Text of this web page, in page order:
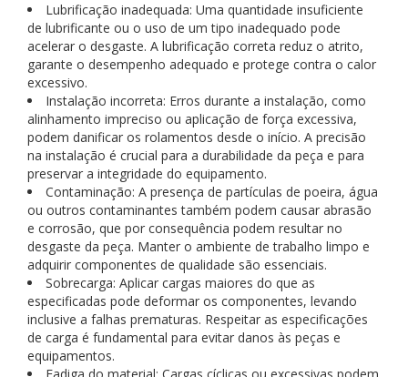
Lubrificação inadequada: Uma quantidade insuficiente
de lubrificante ou o uso de um tipo inadequado pode
acelerar o desgaste. A lubrificação correta reduz o atrito,
garante o desempenho adequado e protege contra o calor
excessivo.
Instalação incorreta: Erros durante a instalação, como
alinhamento impreciso ou aplicação de força excessiva,
podem danificar os rolamentos desde o início. A precisão
na instalação é crucial para a durabilidade da peça e para
preservar a integridade do equipamento.
Contaminação: A presença de partículas de poeira, água
ou outros contaminantes também podem causar abrasão
e corrosão, que por consequência podem resultar no
desgaste da peça. Manter o ambiente de trabalho limpo e
adquirir componentes de qualidade são essenciais.
Sobrecarga: Aplicar cargas maiores do que as
especificadas pode deformar os componentes, levando
inclusive a falhas prematuras. Respeitar as especificações
de carga é fundamental para evitar danos às peças e
equipamentos.